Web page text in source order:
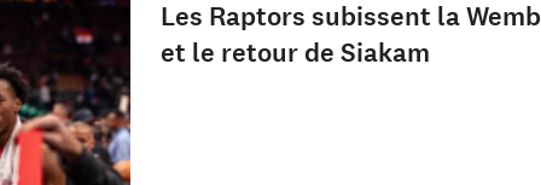
Les Raptors subissent la
et le retour de Siakam